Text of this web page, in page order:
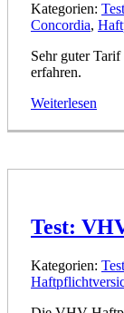
Kategorien:
Concordia,
Sehr guter
erfahren.
Weiterlesen
Test:
Kategorien: